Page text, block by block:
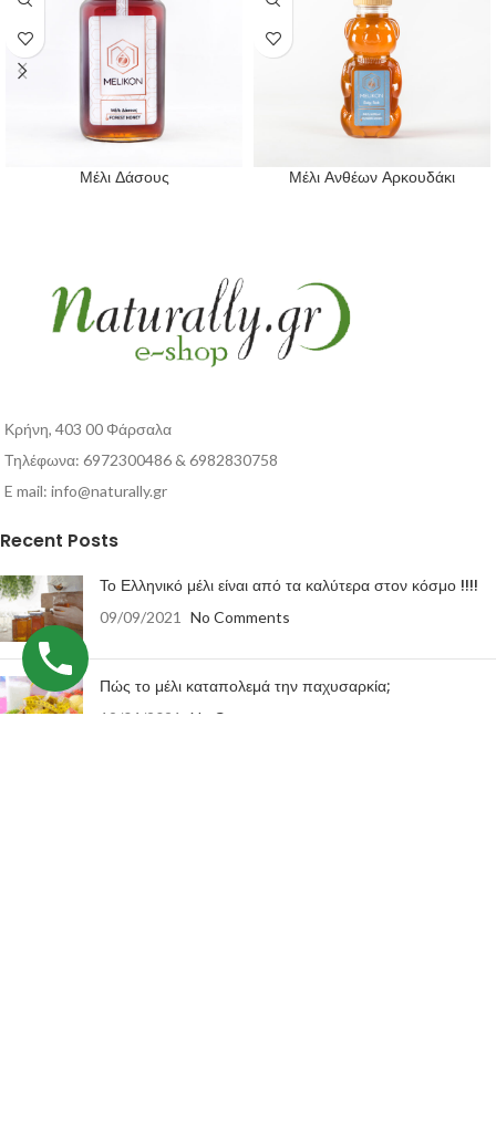
Μέλι Δάσους Μέλι Ανθέων Αρκουδάκι
Κρήνη, 403 00 Φάρσαλα
Τηλέφωνα: 6972300486 & 6982830758
E mail: info@naturally.gr
Recent Posts
Το Ελληνικό μέλι είναι από τα καλύτερα στον κόσμο !!!!
09/09/2021 No Comments
Πώς το μέλι καταπολεμά την παχυσαρκία;
19/04/2021 No Comments